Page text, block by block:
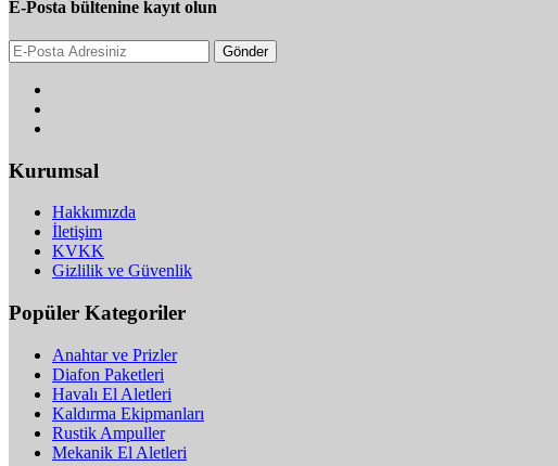
E-Posta bültenine kayıt olun
Gönder
Kurumsal
Hakkımızda
İletişim
KVKK
Gizlilik ve Güvenlik
Popüler Kategoriler
Anahtar ve Prizler
Diafon Paketleri
Havalı El Aletleri
Kaldırma Ekipmanları
Rustik Ampuller
Mekanik El Aletleri